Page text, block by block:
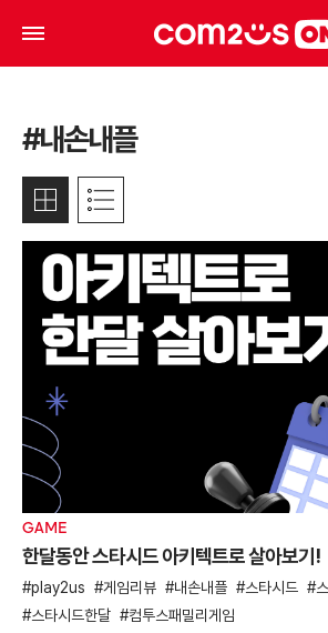
#내손내플
GAME
한달동안 스타시드 아키텍트로 살아보기!
play2us 게임리뷰 내손내플 스타시드
스타시드한달
컴투스패밀리게임